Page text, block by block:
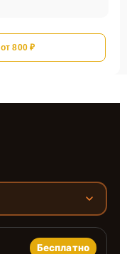
от 800 ₽
Бесплатно